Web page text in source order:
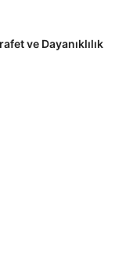
ve Dayanıklılık